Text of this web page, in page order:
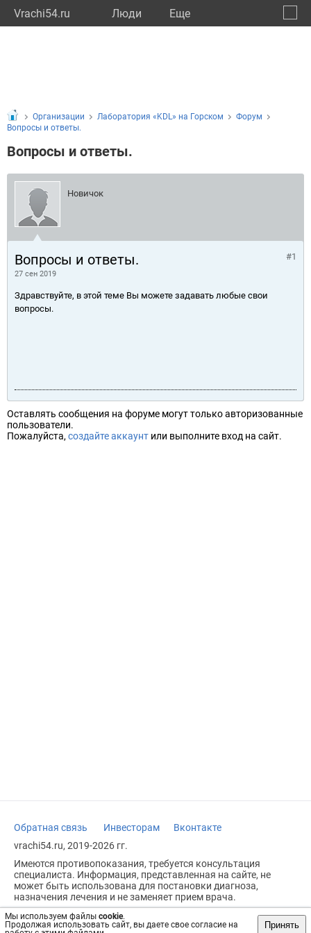
Vrachi54.ru Люди Eще
Мы используем файлы cookie.
Продолжая использовать сайт, вы даете свое согласие на
Принять
Организации Лаборатория «KDL» на Горском
Форум
Вопросы и ответы.
Вопросы и ответы.
Новичок
Вопросы и ответы.
27 сен 2019
#1
Здравствуйте, в этой теме Вы можете задавать любые свои
вопросы.
Оставлять сообщения на форуме могут только авторизованные
пользователи.
Пожалуйста, создайте аккаунт или выполните вход на сайт.
Обратная связь Инвесторам
Вконтакте
vrachi54.ru, 2019-2026 гг.
Имеются противопоказания, требуется консультация
специалиста. Информация, представленная на сайте, не
может быть использована для постановки диагноза,
назначения лечения и не заменяет прием врача.
Возрастное ограничение: 18+